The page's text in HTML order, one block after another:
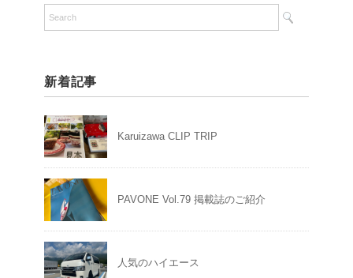
新着記事
Karuizawa CLIP TRIP
PAVONE Vol.79 掲載誌のご紹介
人気のハイエース